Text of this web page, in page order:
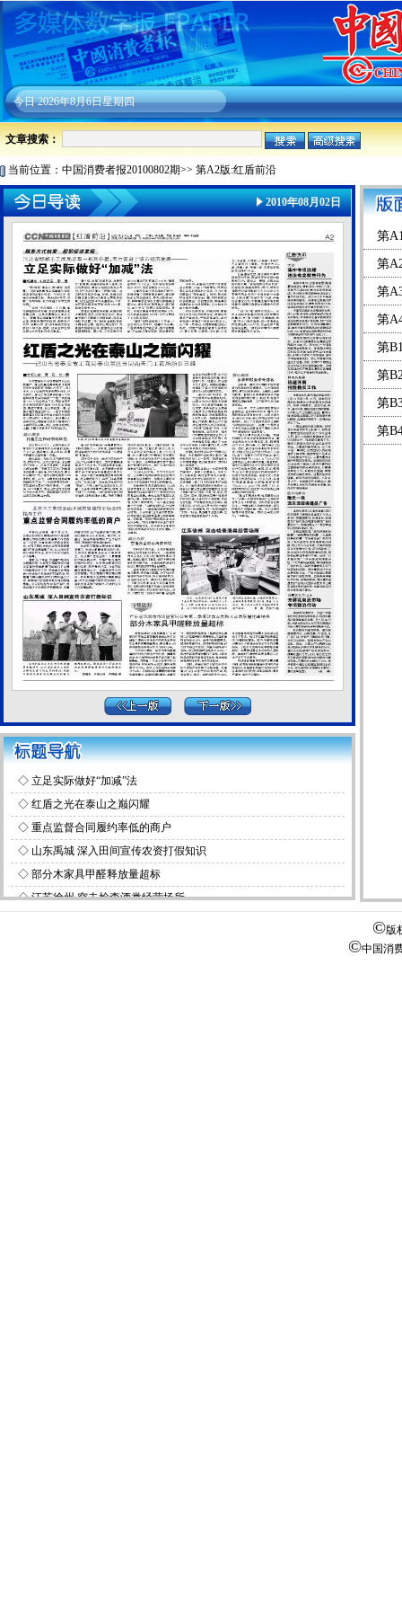
今日2026年8月6日星期四
文章搜索：
当前位置： 中国消费者报20100802期>> 第A2版:红盾前沿
2010年08月02日
◇ 立足实际做好“加减”法
◇ 红盾之光在泰山之巅闪耀
◇ 重点监督合同履约率低的商户
◇ 山东禹城 深入田间宣传农资打假知识
◇ 部分木家具甲醛释放量超标
◇江苏徐州 突击检查酒类经营场所
第
第
第
第
第
第
第
第
©版
©中国消